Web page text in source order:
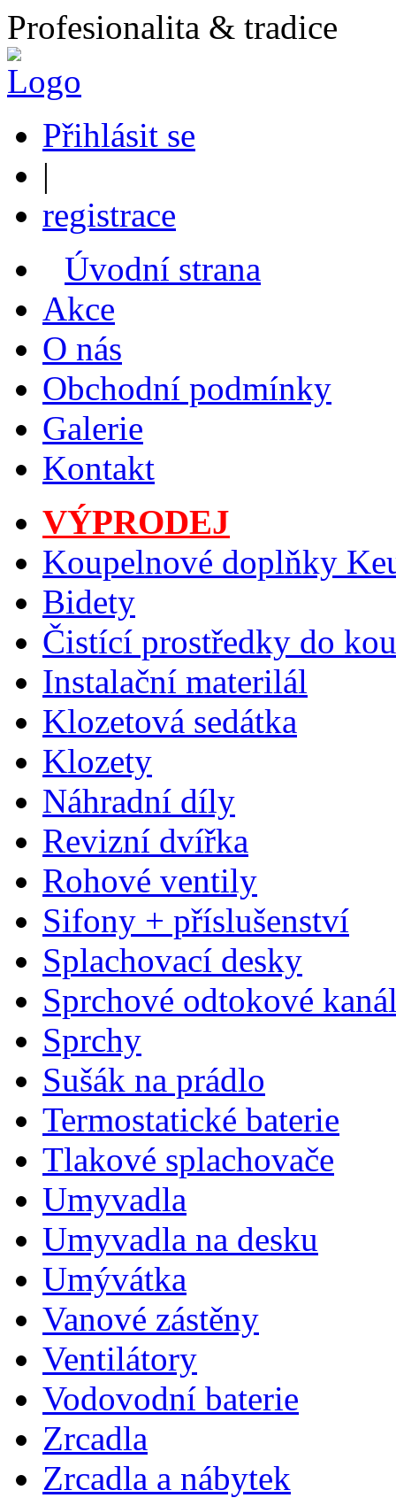
Profesionalita & tradice
Přihlásit se
|
registrace
Úvodní strana
Akce
O nás
Obchodní podmínky
Galerie
Kontakt
VÝPRODEJ
Koupelnové doplňky
Bidety
Čistící prostředky do
Instalační materilál
Klozetová sedátka
Klozety
Náhradní díly
Revizní dvířka
Rohové ventily
Sifony + příslušenství
Splachovací desky
Sprchové odtokové
Sprchy
Sušák na prádlo
Termostatické baterie
Tlakové splachovače
Umyvadla
Umyvadla na desku
Umývátka
Vanové zástěny
Ventilátory
Vodovodní baterie
Zrcadla
Zrcadla a nábytek